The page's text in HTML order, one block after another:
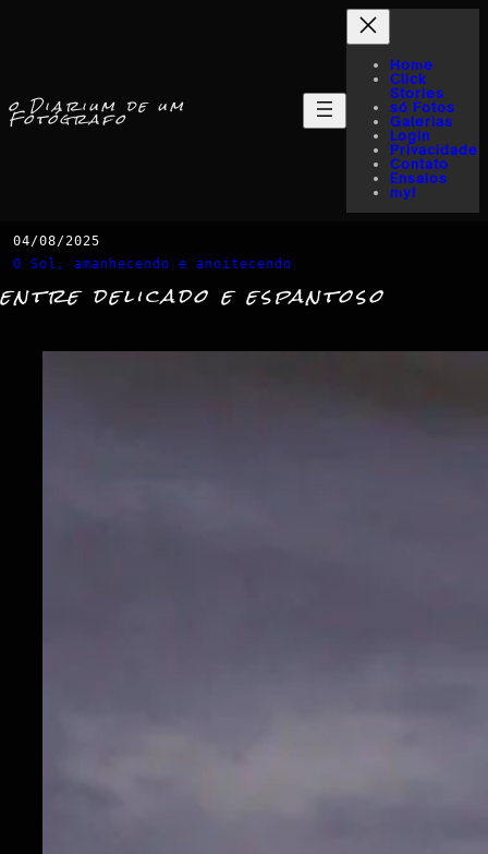
o Diarium de um
Fotógrafo
Home
Click
Stories
só Fotos
Galerias
Login
Privacidade
Contato
Ensaios
myI
04/08/2025
O Sol, amanhecendo e anoitecendo
entre delicado e espantoso